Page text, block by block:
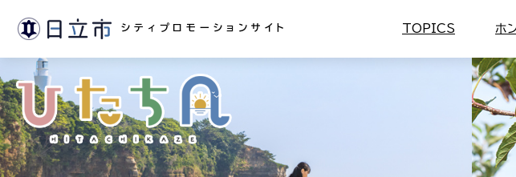
シティプロモーションサイト TOPICS ホ